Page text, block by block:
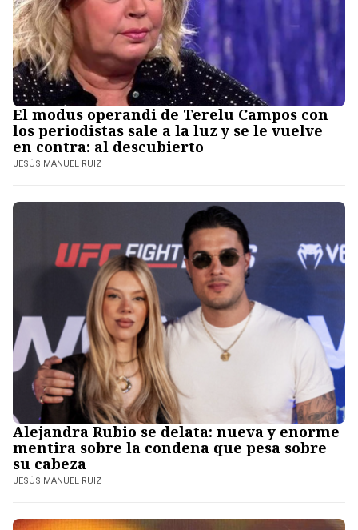
El modus operandi de Terelu Campos con
los periodistas sale a la luz y se le vuelve
en contra: al descubierto
JESÚS MANUEL RUIZ
Alejandra Rubio se delata: nueva y enorme
mentira sobre la condena que pesa sobre
su cabeza
JESÚS MANUEL RUIZ